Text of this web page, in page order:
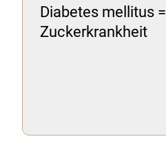
Diabetes mellitus =
Zuckerkrankheit